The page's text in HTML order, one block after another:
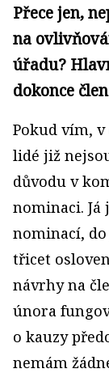
Přece jen,
na
úřadu?
dokonce
Pokud vím,
lidé již
důvodu v
nominaci. Já
nominací,
třicet
návrhy na
února
o kauzy
nemám